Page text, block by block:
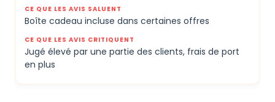
Boîte cadeau incluse dans certaines offres
Jugé élevé par une partie des clients, frais de port
en plus